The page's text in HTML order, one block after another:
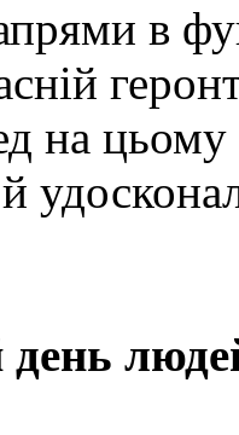
в
на